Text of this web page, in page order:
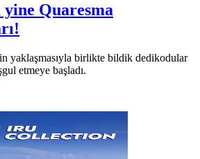
yine Quaresma
yaklaşmasıyla birlikte bildik dedikodular
etmeye başladı.